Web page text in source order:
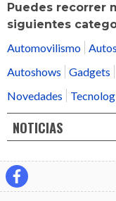
Puedes recorrer
siguientes
Automovilismo
Autoshows
Gadgets
Novedades
NOTICIAS